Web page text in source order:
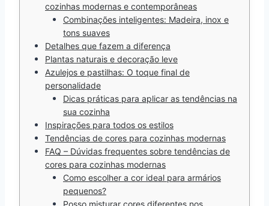
cozinhas modernas e contemporâneas
Combinações inteligentes: Madeira, inox e
tons suaves
Detalhes que fazem a diferença
Plantas naturais e decoração leve
Azulejos e pastilhas: O toque final de
personalidade
Dicas práticas para aplicar as tendências na
sua cozinha
Inspirações para todos os estilos
Tendências de cores para cozinhas modernas
FAQ – Dúvidas frequentes sobre tendências de
cores para cozinhas modernas
Como escolher a cor ideal para armários
pequenos?
Posso misturar cores diferentes nos